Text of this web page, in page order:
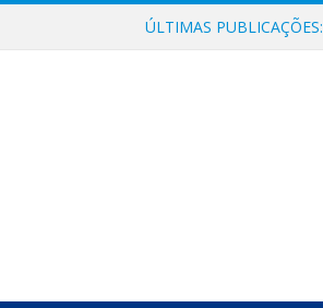
ÚLTIMAS PUBLICAÇÕES: